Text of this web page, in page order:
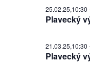
Plavecký
25.02.25,10:30
Plavecký
21.03.25,10:30